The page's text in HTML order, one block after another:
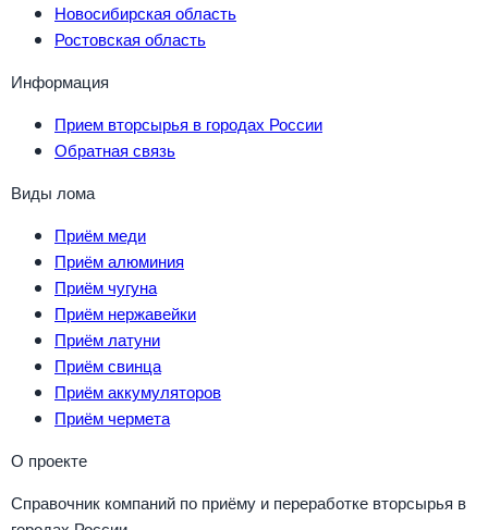
Новосибирская область
Ростовская область
Информация
Прием вторсырья в городах России
Обратная связь
Виды лома
Приём меди
Приём алюминия
Приём чугуна
Приём нержавейки
Приём латуни
Приём свинца
Приём аккумуляторов
Приём чермета
О проекте
Справочник компаний по приёму и переработке вторсырья в